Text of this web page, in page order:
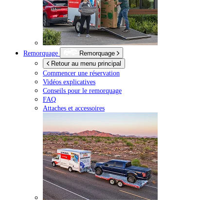
Remorquage
Remorquage
Retour au menu principal
Commencer une réservation
Vidéos explicatives
Conseils pour le remorquage
FAQ
Attaches et accessoires